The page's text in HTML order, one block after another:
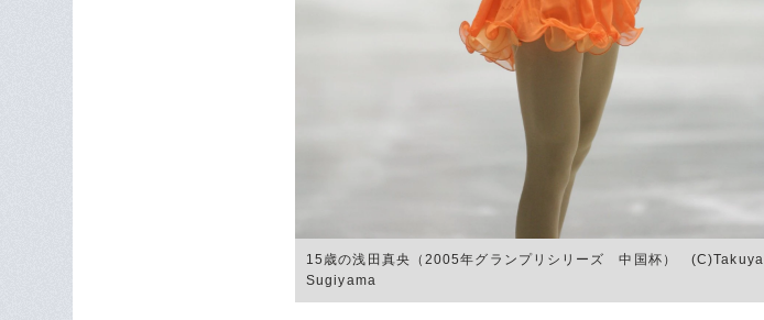
15歳の浅田真央（2005年グランプリシリーズ 中国杯） (C)Takuya
Sugiyama